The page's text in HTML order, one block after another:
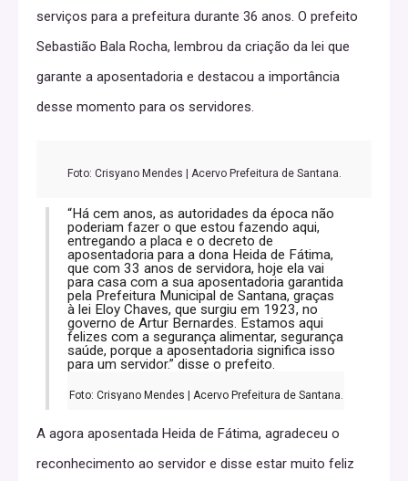
serviços para a prefeitura durante 36 anos. O prefeito
Sebastião Bala Rocha, lembrou da criação da lei que
garante a aposentadoria e destacou a importância
desse momento para os servidores.
Foto: Crisyano Mendes | Acervo Prefeitura de Santana.
“Há cem anos, as autoridades da época não
poderiam fazer o que estou fazendo aqui,
entregando a placa e o decreto de
aposentadoria para a dona Heida de Fátima,
que com 33 anos de servidora, hoje ela vai
para casa com a sua aposentadoria garantida
pela Prefeitura Municipal de Santana, graças
à lei Eloy Chaves, que surgiu em 1923, no
governo de Artur Bernardes. Estamos aqui
felizes com a segurança alimentar, segurança
saúde, porque a aposentadoria significa isso
para um servidor.” disse o prefeito.
Foto: Crisyano Mendes | Acervo Prefeitura de Santana.
A agora aposentada Heida de Fátima, agradeceu o
reconhecimento ao servidor e disse estar muito feliz